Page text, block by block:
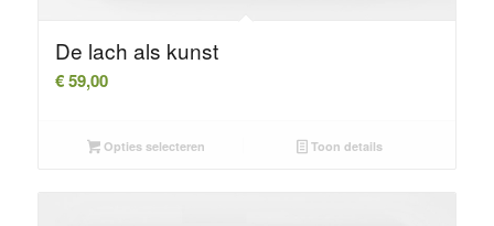
De lach als kunst
€59,00
Opties selecteren Toon details